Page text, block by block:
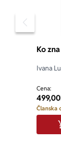
Ko
Ivana
Cena:
499,00
Članska